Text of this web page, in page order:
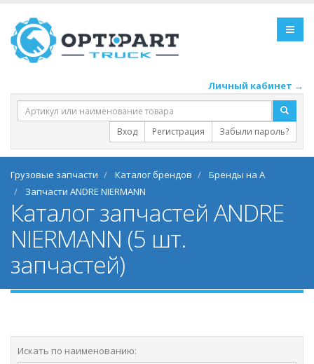
Личный кабинет →
Вход Регистрация Забыли пароль?
Грузовые запчасти Каталог брендов
Бренды на A
Запчасти ANDRE NIERMANN
Каталог запчастей ANDRE
NIERMANN (5 шт.
запчастей)
Искать по наименованию: